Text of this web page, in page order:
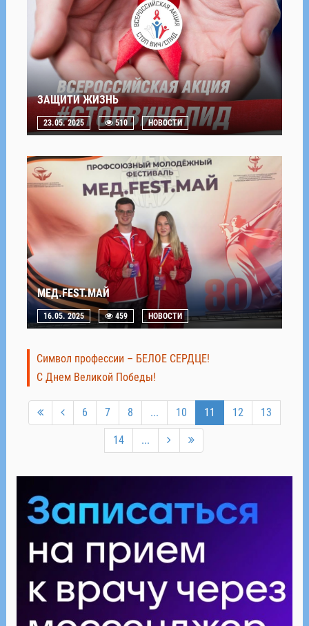
ЗАЩИТИ ЖИЗНЬ
23.05. 2025 510 НОВОСТИ
МЕД.FEST.МАЙ
16.05. 2025 459 НОВОСТИ
Символ профессии – БЕЛОЕ СЕРДЦЕ!
С Днем Великой Победы!
6 7 8 ... 10 11 12 13
14 ...